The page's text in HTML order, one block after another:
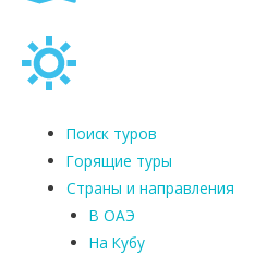
Поиск туров
Горящие туры
Страны и направления
В ОАЭ
На Кубу